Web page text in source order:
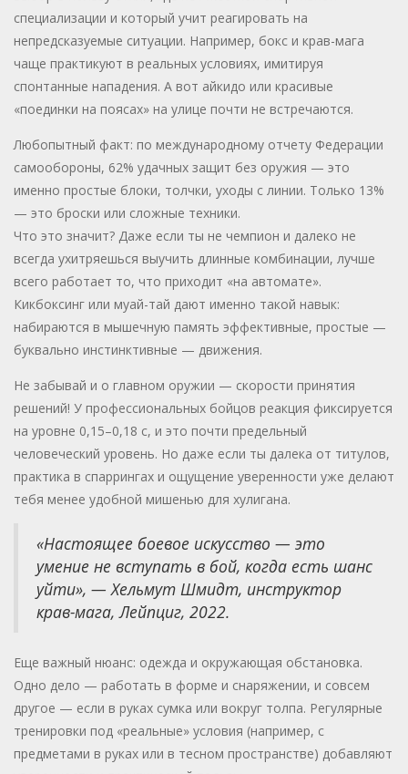
специализации и который учит реагировать на
непредсказуемые ситуации. Например, бокс и крав-мага
чаще практикуют в реальных условиях, имитируя
спонтанные нападения. А вот айкидо или красивые
«поединки на поясах» на улице почти не встречаются.
Любопытный факт: по международному отчету Федерации
самообороны, 62% удачных защит без оружия — это
именно простые блоки, толчки, уходы с линии. Только 13%
— это броски или сложные техники.
Что это значит? Даже если ты не чемпион и далеко не
всегда ухитряешься выучить длинные комбинации, лучше
всего работает то, что приходит «на автомате».
Кикбоксинг или муай-тай дают именно такой навык:
набираются в мышечную память эффективные, простые —
буквально инстинктивные — движения.
Не забывай и о главном оружии — скорости принятия
решений! У профессиональных бойцов реакция фиксируется
на уровне 0,15–0,18 с, и это почти предельный
человеческий уровень. Но даже если ты далека от титулов,
практика в спаррингах и ощущение уверенности уже делают
тебя менее удобной мишенью для хулигана.
«Настоящее боевое искусство — это
умение не вступать в бой, когда есть шанс
уйти», — Хельмут Шмидт, инструктор
крав-мага, Лейпциг, 2022.
Еще важный нюанс: одежда и окружающая обстановка.
Одно дело — работать в форме и снаряжении, и совсем
другое — если в руках сумка или вокруг толпа. Регулярные
тренировки под «реальные» условия (например, с
предметами в руках или в тесном пространстве) добавляют